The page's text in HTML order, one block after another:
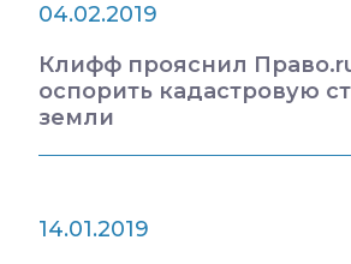
04.02.2019
Клифф прояснил
оспорить кадастровую
земли
14.01.2019